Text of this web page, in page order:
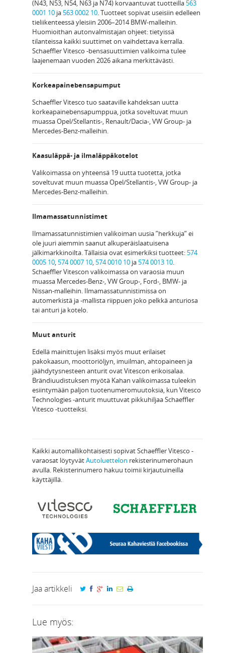
(N43, N53, N54, N63 ja N74) korvaantuvat tuotteilla 563
0001 10 ja 563 0002 10. Tuotteet sopivat useisiin edelleen
tieliikenteessä yleisiin 2006–2014 BMW-malleihin.
Huomioithan autonvalmistajan ohjeet: tietyissä
tilanteissa kaikki suuttimet on vaihdettava kerralla.
Schaeffler Vitesco -bensasuuttimien valikoima tulee
laajenemaan vuoden 2026 aikana merkittävästi.
Korkeapainebensapumput
Schaeffler Vitesco tuo saataville kahdeksan uutta
korkeapainebensapumppua, jotka soveltuvat muun
muassa Opel/Stellantis-, Renault/Dacia-, VW Group- ja
Mercedes-Benz-malleihin.
Kaasuläppä- ja ilmaläppäkotelot
Valikoimassa on yhteensä 19 uutta tuotetta, jotka
soveltuvat muun muassa Opel/Stellantis-, VW Group- ja
Mercedes-Benz-malleihin.
Ilmamassatunnistimet
Ilmamassatunnistimien valikoiman uusia ”herkkuja” ei
ole juuri aiemmin saanut alkuperäislaatuisena
jälkimarkkinoilta. Tällaisia ovat esimerkiksi tuotteet: 574
0005 10, 574 0007 10, 574 0010 10 ja 574 0013 10.
Schaeffler Vitescon valikoimassa on varaosia muun
muassa Mercedes-Benz-, VW Group-, Ford-, BMW- ja
Nissan-malleihin. Ilmamassatunnistimissa on
automerkistä ja -mallista riippuen joko pelkkä anturiosa
tai anturi ja kotelo.
Muut anturit
Edellä mainittujen lisäksi myös muut erilaiset
pakokaasun, moottoriöljyn, imuilman, ahtopaineen ja
jäähdytysnesteen anturit ovat Vitescon erikoisalaa.
Brändiuudistuksen myötä Kahan valikoimassa tuleekin
esiintymään paljon tuotenumeromuutoksia, kun Vitesco
Technologies -anturit muuttuvat pikkuhiljaa Schaeffler
Vitesco -tuotteiksi.
Kaikki automallikohtaisesti sopivat Schaeffler Vitesco -
varaosat löytyvätAutoluettelon rekisterinumerohaun
avulla. Rekisterinumero hakuu toimii kirjautuineilla
käyttäjillä.
Jaa artikkeli
Lue myös: